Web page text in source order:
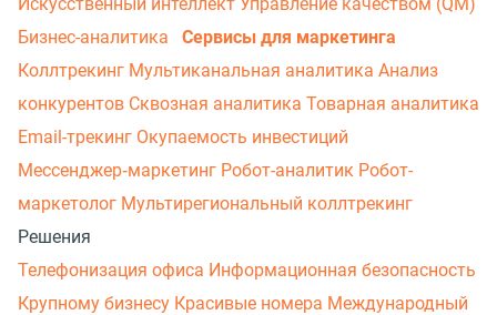
Бизнес-аналитика
Сервисы для маркетинга
Коллтрекинг Мультиканальная аналитика Анализ
конкурентов Сквозная аналитика Товарная аналитика
Email-трекинг Окупаемость инвестиций
Мессенджер‑маркетинг Робот-аналитик Робот-
маркетолог Мультирегиональный коллтрекинг
Решения
Телефонизация офиса Информационная безопасность
Крупному бизнесу Красивые номера Международный